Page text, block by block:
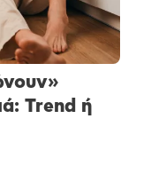
Trend ή